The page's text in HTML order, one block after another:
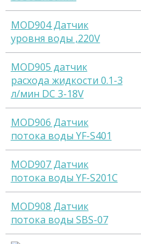
MOD904 Датчик
уровня воды ,220V
MOD905 датчик
расхода жидкости 0.1-3
л/мин DC 3-18V
MOD906 Датчик
потока воды YF-S401
MOD907 Датчик
потока воды YF-S201C
MOD908 Датчик
потока воды SBS-07